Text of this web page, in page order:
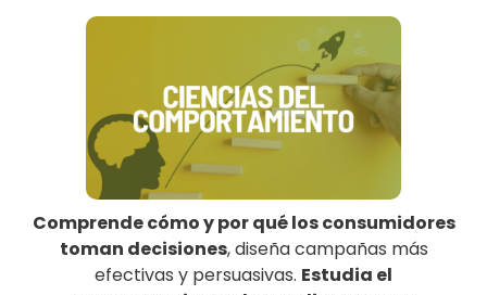
Comprende cómo y por qué los consumidores
toman decisiones, diseña campañas más
efectivas y persuasivas. Estudia el